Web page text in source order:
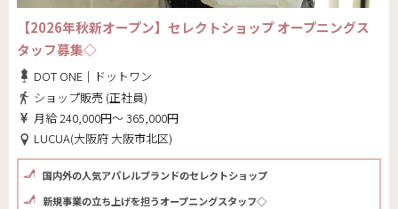
【2026年秋新オープン】セレクトショップ オープニングス
タッフ募集◇
DOT ONE｜ドットワン
ショップ販売 (正社員)
月給 240,000円～ 365,000円
LUCUA(大阪府 大阪市北区)
国内外の人気アパレルブランドのセレクトショップ
新規事業の立ち上げを担うオープニングスタッフ◇